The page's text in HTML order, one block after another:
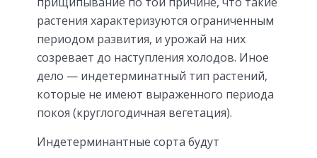
растения характеризуются ограниченным
периодом развития, и урожай на них
созревает до наступления холодов. Иное
дело — индетерминатный тип растений,
которые не имеют выраженного периода
покоя (круглогодичная вегетация).
Индетерминантные сорта будут